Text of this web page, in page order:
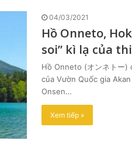
04/03/2021
Hồ Onneto,
soi” kì lạ của
Hồ Onneto (オンネトー
của Vườn Quốc gia
Onsen…
Xem tiếp »